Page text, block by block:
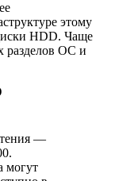
этому
HDD. Чаще
разделов ОС и
—
могут